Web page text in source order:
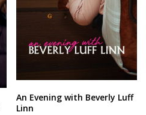
An Evening with Beverly Luff
Linn